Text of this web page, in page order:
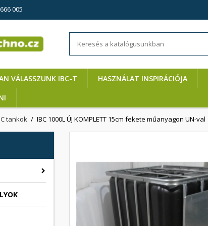
005
VÁLASSZUNK IBC-T HASZNÁLAT INSPIRÁCIÓJA
tankok IBC 1000L ÚJ KOMPLETT 15cm fekete műanyagon UN-val